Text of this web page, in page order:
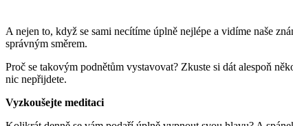
A nejen to, když se sami necítíme úplně nejlépe a vidíme naše
správným směrem.
Proč se takovým podnětům vystavovat? Zkuste si dát alespoň
nic nepřijdete.
Vyzkoušejte meditaci